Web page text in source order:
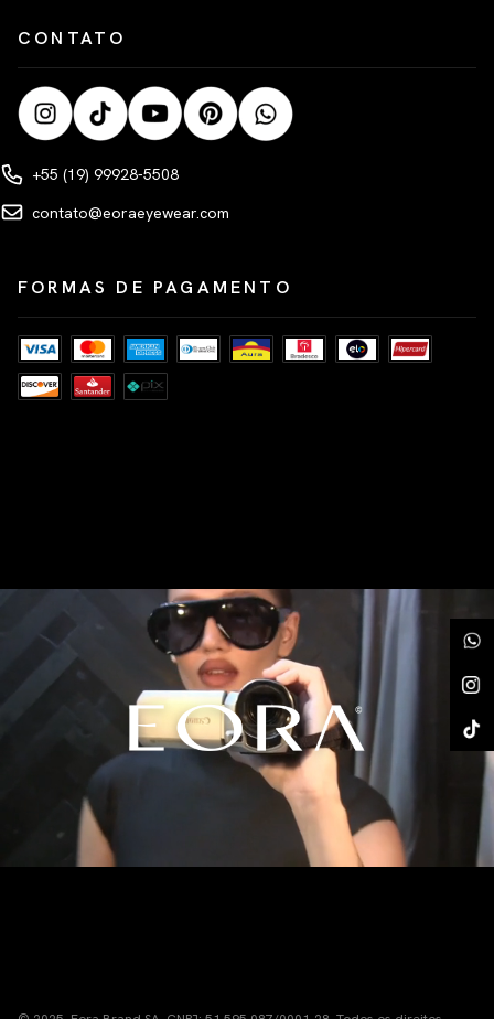
CONTATO
+55 (19) 99928-5508
contato@eoraeyewear.com
FORMAS DE PAGAMENTO